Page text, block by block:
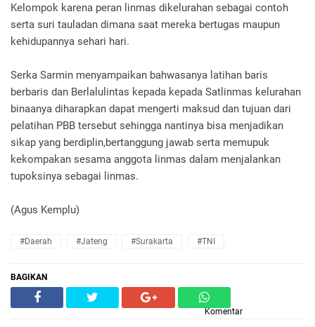
Kelompok karena peran linmas dikelurahan sebagai contoh
serta suri tauladan dimana saat mereka bertugas maupun
kehidupannya sehari hari.
Serka Sarmin menyampaikan bahwasanya latihan baris
berbaris dan Berlalulintas kepada kepada Satlinmas kelurahan
binaanya diharapkan dapat mengerti maksud dan tujuan dari
pelatihan PBB tersebut sehingga nantinya bisa menjadikan
sikap yang berdiplin,bertanggung jawab serta memupuk
kekompakan sesama anggota linmas dalam menjalankan
tupoksinya sebagai linmas.
(Agus Kemplu)
#Daerah #Jateng #Surakarta #TNI
BAGIKAN
Komentar